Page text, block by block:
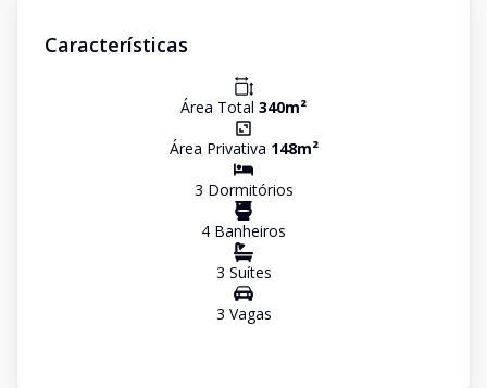
Características
Área Total 340m²
Área Privativa 148m²
3 Dormitórios
4 Banheiros
3 Suítes
3 Vagas